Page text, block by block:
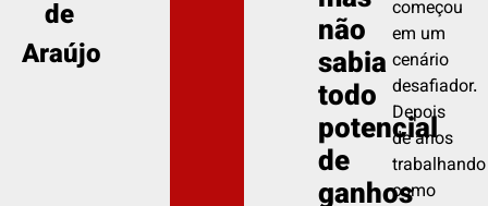
de
Araújo
não
sabia
todo
potencial
de
ganhos
começou
em um
cenário
desafiador.
Depois
de anos
trabalhando
como